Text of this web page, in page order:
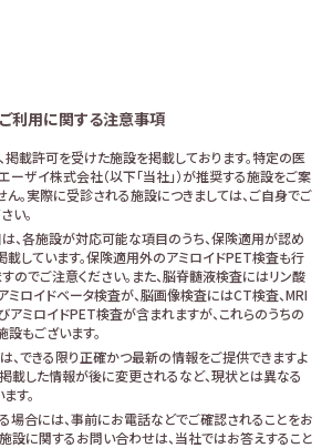
利用に関する注意事項
掲載許可を受けた施設を掲載しております。特定の医
ザイ株式会社（以下「当社」）が推奨する施設をご案
。実際に受診される施設につきましては、ご自身でご
い。
、各施設が対応可能な項目のうち、保険適用が認め
載しています。保険適用外のアミロイドPET検査も行
のでご注意ください。また、脳脊髄液検査にはリン酸
ミロイドベータ検査が、脳画像検査にはCT検査、MRI
アミロイドPET検査が含まれますが、これらのうちの
もございます。
、できる限り正確かつ最新の情報をご提供できますよ
載した情報が後に変更されるなど、現状とは異なる
す。
場合には、事前にお電話などでご確認されることをお
設に関するお問い合わせは、当社ではお答えすること